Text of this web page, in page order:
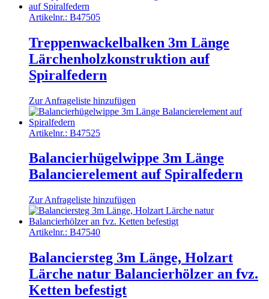
Artikelnr.: B47505
Treppenwackelbalken 3m Länge
Lärchenholzkonstruktion auf
Spiralfedern
Zur Anfrageliste hinzufügen
Artikelnr.: B47525
Balancierhügelwippe 3m Länge
Balancierelement auf Spiralfedern
Zur Anfrageliste hinzufügen
Artikelnr.: B47540
Balanciersteg 3m Länge, Holzart
Lärche natur Balancierhölzer an fvz.
Ketten befestigt